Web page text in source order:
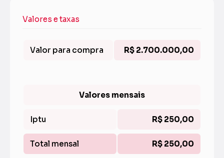
Valores e taxas
Valor para compra R$ 2.700.000,00
Valores mensais
Iptu R$ 250,00
Total mensal R$ 250,00